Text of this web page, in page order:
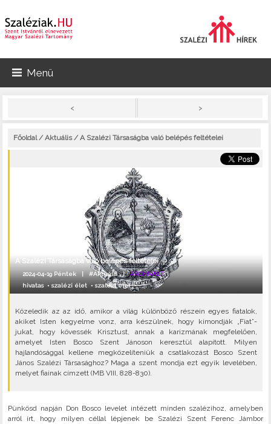
Menü
< >
Főoldal/Aktuális/ A Szalézi Társaságba való belépés feltételei
A Szalézi Társaságba való belépés feltételei
2024-04-19 Péntek |#Aktuális|ARCHIVÁLT
hivatas•szalézi élet •szalézi élet•
Közeledik az az idő, amikor a világ különböző részein egyes fiatalok,
akiket Isten kegyelme vonz, arra készülnek, hogy kimondják „Fiat”-
jukat, hogy kövessék Krisztust, annak a karizmának megfelelően,
amelyet Isten Bosco Szent Jánoson keresztül alapított. Milyen
hajlandósággal kellene megközelíteniük a csatlakozást Bosco Szent
János Szalézi Társasághoz? Maga a szent mondja ezt egyik levelében,
melyet fiainak címzett (MB VIII, 828-830).
Pünkösd napján Don Bosco levelet intézett minden szalézihoz, amelyben
arról írt, hogy milyen céllal lépjenek be Szalézi Szent Ferenc Jámbor